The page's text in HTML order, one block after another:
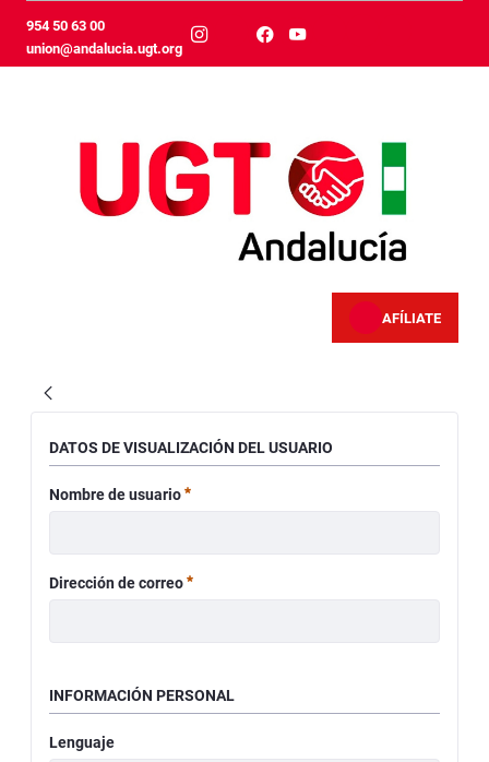
Skip to Main Content
954 50 63 00
union@andalucia.ugt.org
AFÍLIATE
DATOS DE VISUALIZACIÓN DEL USUARIO
Nombre de usuario Requerido
Dirección de correo Requerido
INFORMACIÓN PERSONAL
Lenguaje